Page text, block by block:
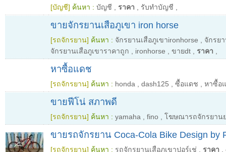
[บัญชี] ค้นหา : บัญชี ราคา รับทําบัญชี
ขายจักรยานเสือภูเขา iron horse
[รถจักรยาน] ค้นหา : จักรยานเสือภูเขาironhorse
จักรย
จักรยานเสือภูเขาราคาถูก
ironhorse ขายdt ราคา
หาซื้อแดช
[รถจักรยาน] ค้นหา : honda dash125 ซื้อแดช หาซื้อ
ขายฟีโน่ สภาพดี
[รถจักรยาน] ค้นหา : yamaha fino โฆษณารถจักรยาน
ขายรถจักรยาน Coca-Cola Bike Design by
[รถจักรยาน] ค้นหา : รถจักรยานเสือภูเขาปอร์เช่ ราคา